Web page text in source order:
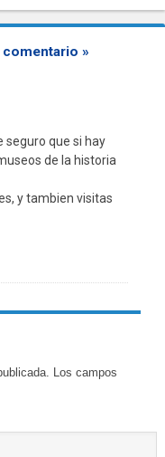
»
seguro que si hay
de la historia
y tambien visitas
Los campos